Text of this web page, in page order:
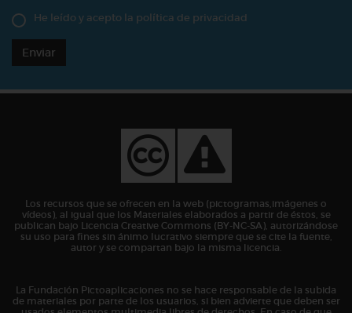
He leído y acepto la política de privacidad
Enviar
Los recursos que se ofrecen en la web (pictogramas,imágenes o
vídeos), al igual que los Materiales elaborados a partir de éstos, se
publican bajo Licencia Creative Commons (BY-NC-SA), autorizándose
su uso para fines sin ánimo lucrativo siempre que se cite la fuente,
autor y se compartan bajo la misma licencia.
La Fundación Pictoaplicaciones no se hace responsable de la subida
de materiales por parte de los usuarios, si bien advierte que deben ser